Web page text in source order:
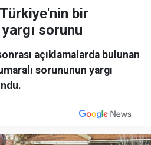
bir
sorunu
açıklamalarda bulunan
sorununun yargı